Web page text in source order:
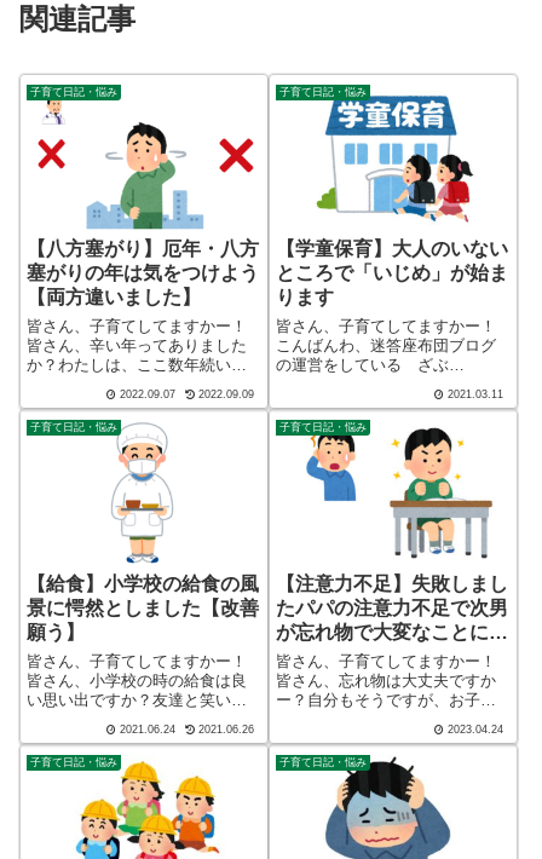
関連記事
子育て日記・悩み
【八方塞がり】厄年・八方
塞がりの年は気をつけよう
【両方違いました】
皆さん、子育てしてますかー！
皆さん、辛い年ってありました
か？わたしは、ここ数年続いて
になりました。こんばんわ、迷
答座布団ブログの運営をしてい
る ざぶ(@meitou_zabuton)で
す。わたしは40代でひとり親...
2022.09.07 2022.09.09
子育て日記・悩み
【学童保育】大人のいない
ところで「いじめ」が始ま
ります
皆さん、子育てしてますかー！
こんばんわ、迷答座布団ブログ
の運営をしている ざぶ
は40代でひとり親（シンパパ）
になり、手探り状態のほぼワン
オペで2人の子育てを行っており
ます。※詳しくはプロフィー
2021.03.11
子育て日記・悩み
【給食】小学校の給食の風
景に愕然としました【改善
願う】
皆さん、子育てしてますかー！
皆さん、小学校の時の給食は良
い思い出ですか？友達と笑い合
い思い出しかありません。です
が、コロナ禍の給食の風景をご
存じでしょうか？わたしは、愕
然として絶句してしまいまし
た。こんばんわ、迷...
2021.06.24 2021.06.26
子育て日記・悩み
【注意力不足】失敗しまし
たパパの注意力不足で次男
が忘れ物で大変なことに
【一度ある事は二度ある】
皆さん、子育てしてますかー！
皆さん、忘れ物は大丈夫ですか
ー？自分もそうですが、お子さ
意力不足でしかありませんね。
こんばんわ、迷答座布団ブログ
の運営をしている ざぶ
(@meitou_zabuton)です。わたし
2023.04.24
子育て日記・悩み 子育て日記・悩み